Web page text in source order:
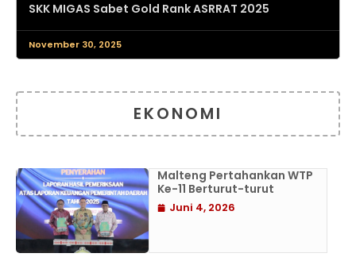
SKK MIGAS Sabet Gold Rank ASRRAT 2025
November 30, 2025
EKONOMI
Malteng Pertahankan WTP
Ke-11 Berturut-turut
Juni 4, 2026